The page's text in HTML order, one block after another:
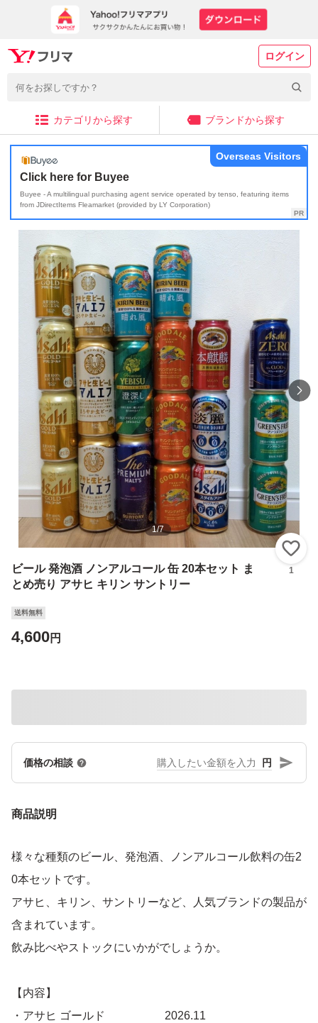
ログイン
カテゴリから探す ブランドから探す
Click here for Buyee
Buyee - A multilingual purchasing agent service operated by tenso, featuring items
from JDirectItems Fleamarket (provided by LY Corporation)
Overseas Visitors
1/7
ビール 発泡酒 ノンアルコール 缶 20本セット ま
とめ売り アサヒ キリン サントリー
1
送料無料
4,600円
価格の相談 円
商品説明
様々な種類のビール、発泡酒、ノンアルコール飲料の缶2
0本セットです。
アサヒ、キリン、サントリーなど、人気ブランドの製品が
含まれています。
飲み比べやストックにいかがでしょうか。
【内容】
・アサヒ ゴールド 2026.11